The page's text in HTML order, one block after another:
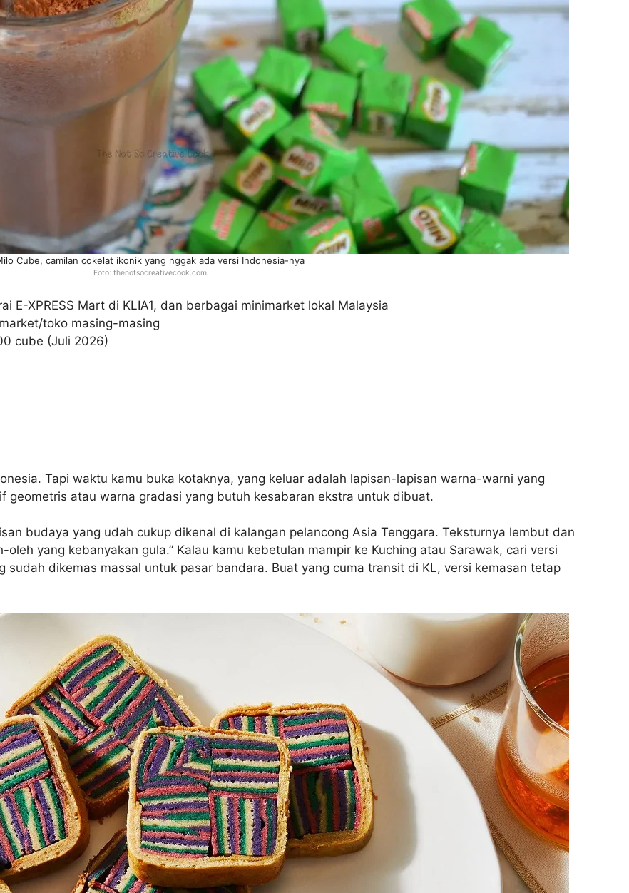
Cube, camilan cokelat ikonik yang nggak ada versi Indonesia-nya
Foto: thenotsocreativecook.com
E-XPRESS Mart di KLIA1, dan berbagai minimarket lokal Malaysia
toko masing-masing
cube (Juli 2026)
Tapi waktu kamu buka kotaknya, yang keluar adalah lapisan-lapisan warna-warni yang
geometris atau warna gradasi yang butuh kesabaran ekstra untuk dibuat.
budaya yang udah cukup dikenal di kalangan pelancong Asia Tenggara. Teksturnya lembut dan
yang kebanyakan gula.” Kalau kamu kebetulan mampir ke Kuching atau Sarawak, cari versi
dikemas massal untuk pasar bandara. Buat yang cuma transit di KL, versi kemasan tetap